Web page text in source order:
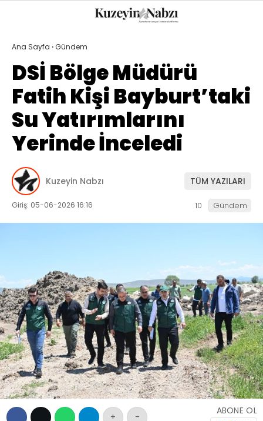
WhatsApp İhbar
Hattı
20.9
GALERİ YAZARLAR
GÜNDEM
EKONOMI
POLITIKA
DÜNYA
SPOR
DIĞER
Ana Sayfa ›Gündem
DSİ Bölge Müdürü
Fatih Kişi Bayburt’taki
Su Yatırımlarını
Yerinde İnceledi
Kuzeyin Nabzı TÜM YAZILARI
Giriş: 05-06-2026 16:16 10 Gündem
+ -
ABONE OL